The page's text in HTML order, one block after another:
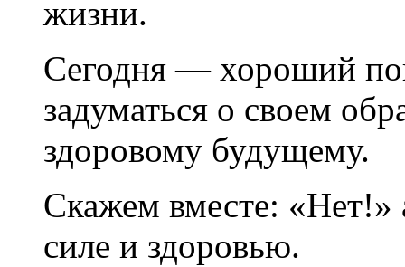
жизни.
Сегодня — хороший
задуматься о своем
здоровому будущему.
Скажем вместе:
силе и здоровью.